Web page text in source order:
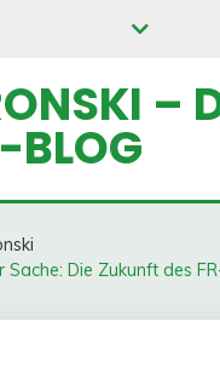
–
BLOG
Sache: Die Zukunft des